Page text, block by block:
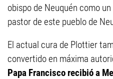
obispo de Neuquén como
pastor de este pueblo de
El actual cura de Plottier
convertido en máxima
Papa Francisco recibió a